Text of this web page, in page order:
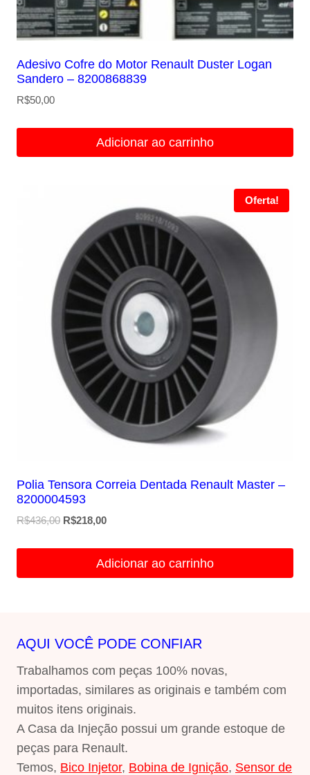
Adesivo Cofre do Motor Renault Duster Logan
Sandero – 8200868839
R$50,00
Adicionar ao carrinho
Oferta!
Polia Tensora Correia Dentada Renault Master –
8200004593
R$436,00 O
R$218,00O
é:
Adicionar ao carrinho
AQUI VOCÊ PODE CONFIAR
Trabalhamos com peças 100% novas,
importadas, similares as originais e também com
muitos itens originais.
A Casa da Injeção possui um grande estoque de
peças para Renault.
Temos, Bico Injetor, Bobina de Ignição, Sensor de